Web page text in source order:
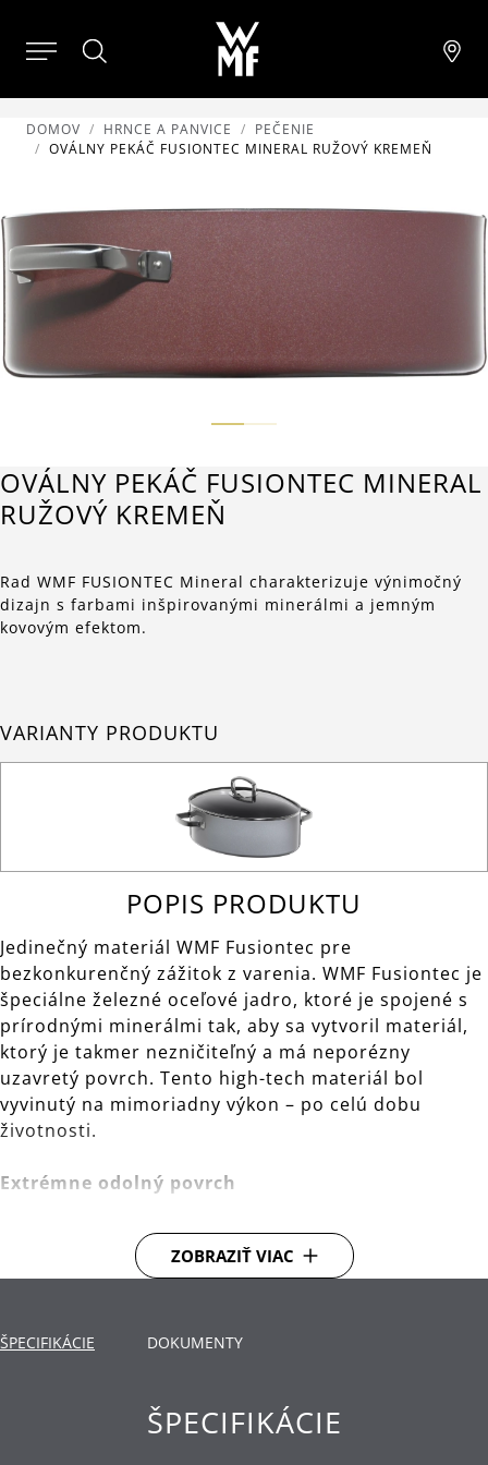
DOMOV HRNCE A PANVICE
PEČENIE
OVÁLNY PEKÁČ FUSIONTEC MINERAL RUŽOVÝ KREMEŇ
OVÁLNY PEKÁČ FUSIONTEC MINERAL
RUŽOVÝ KREMEŇ
Rad WMF FUSIONTEC Mineral charakterizuje výnimočný
dizajn s farbami inšpirovanými minerálmi a jemným
kovovým efektom.
VARIANTY PRODUKTU
POPIS PRODUKTU
Jedinečný materiál WMF Fusiontec pre
bezkonkurenčný zážitok z varenia. WMF Fusiontec je
špeciálne železné oceľové jadro, ktoré je spojené s
prírodnými minerálmi tak, aby sa vytvoril materiál,
ktorý je takmer nezničiteľný a má neporézny
uzavretý povrch. Tento high-tech materiál bol
vyvinutý na mimoriadny výkon – po celú dobu
životnosti.
Extrémne odolný povrch
Riad WMF Fusiontec vyzerá dlho ako nový. Super
hladký povrch je obzvlášť tvrdý a odolný proti
Bez ohľadu na to, či pripravujete guláš alebo steak
ZOBRAZIŤ VIAC
ŠPECIFIKÁCIE DOKUMENTY
ŠPECIFIKÁCIE